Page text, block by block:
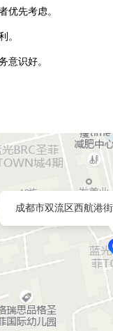
优先考虑。
。
意识好。
成都市双流区西航港